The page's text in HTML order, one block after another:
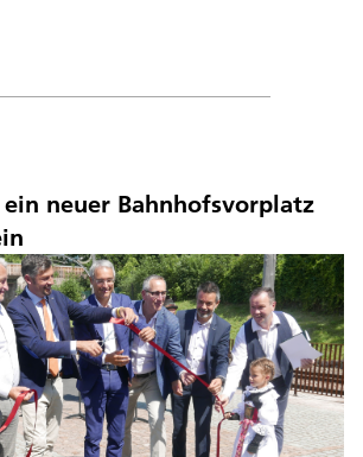
neuer Bahnhofsvorplatz